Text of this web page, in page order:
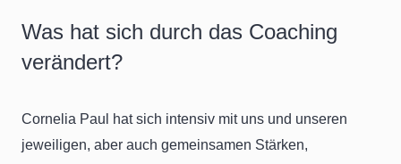
Was hat sich durch das Coaching
verändert?
Cornelia Paul hat sich intensiv mit uns und unseren
jeweiligen, aber auch gemeinsamen Stärken,